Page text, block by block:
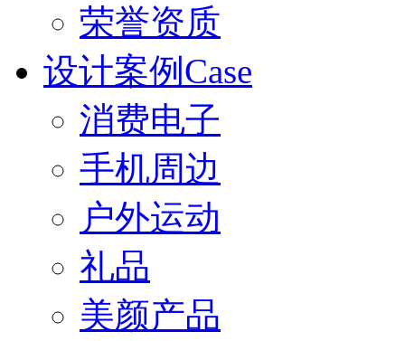
荣誉资质
设计案例Case
消费电子
手机周边
户外运动
礼品
美颜产品